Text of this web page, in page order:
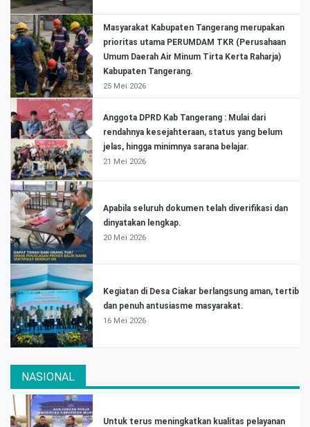
Masyarakat Kabupaten Tangerang merupakan
prioritas utama PERUMDAM TKR (Perusahaan
Umum Daerah Air Minum Tirta Kerta Raharja)
Kabupaten Tangerang.
25 Mei 2026
Anggota DPRD Kab Tangerang : Mulai dari
rendahnya kesejahteraan, status yang belum
jelas, hingga minimnya sarana belajar.
21 Mei 2026
Apabila seluruh dokumen telah diverifikasi dan
dinyatakan lengkap.
20 Mei 2026
Kegiatan di Desa Ciakar berlangsung aman, tertib
dan penuh antusiasme masyarakat.
16 Mei 2026
NASIONAL
Untuk terus meningkatkan kualitas pelayanan